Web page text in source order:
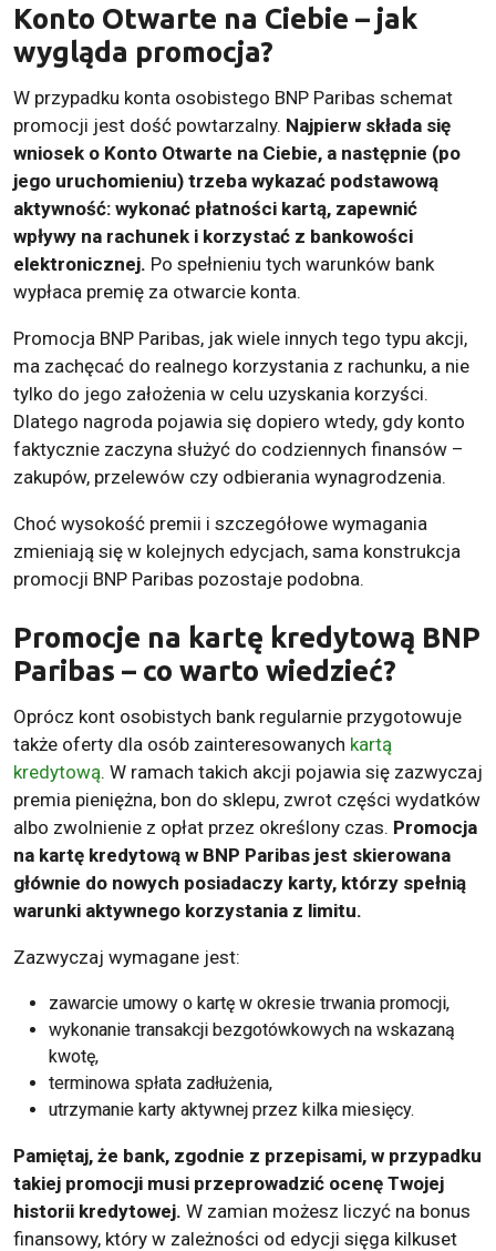
Konto Otwarte na Ciebie – jak
wygląda promocja?
W przypadku konta osobistego BNP Paribas schemat
promocji jest dość powtarzalny. Najpierw składa się
wniosek o Konto Otwarte na Ciebie, a następnie (po
jego uruchomieniu) trzeba wykazać podstawową
aktywność: wykonać płatności kartą, zapewnić
wpływy na rachunek i korzystać z bankowości
elektronicznej. Po spełnieniu tych warunków bank
wypłaca premię za otwarcie konta.
Promocja BNP Paribas, jak wiele innych tego typu akcji,
ma zachęcać do realnego korzystania z rachunku, a nie
tylko do jego założenia w celu uzyskania korzyści.
Dlatego nagroda pojawia się dopiero wtedy, gdy konto
faktycznie zaczyna służyć do codziennych finansów –
zakupów, przelewów czy odbierania wynagrodzenia.
Choć wysokość premii i szczegółowe wymagania
zmieniają się w kolejnych edycjach, sama konstrukcja
promocji BNP Paribas pozostaje podobna.
Promocje na kartę kredytową BNP
Paribas – co warto wiedzieć?
Oprócz kont osobistych bank regularnie przygotowuje
także oferty dla osób zainteresowanych kartą
kredytową. W ramach takich akcji pojawia się zazwyczaj
premia pieniężna, bon do sklepu, zwrot części wydatków
albo zwolnienie z opłat przez określony czas. Promocja
na kartę kredytową w BNP Paribas jest skierowana
głównie do nowych posiadaczy karty, którzy spełnią
warunki aktywnego korzystania z limitu.
Zazwyczaj wymagane jest:
zawarcie umowy o kartę w okresie trwania promocji,
wykonanie transakcji bezgotówkowych na wskazaną
kwotę,
terminowa spłata zadłużenia,
utrzymanie karty aktywnej przez kilka miesięcy.
Pamiętaj, że bank, zgodnie z przepisami, w przypadku
takiej promocji musi przeprowadzić ocenę Twojej
historii kredytowej. W zamian możesz liczyć na bonus
finansowy, który w zależności od edycji sięga kilkuset